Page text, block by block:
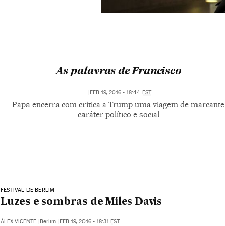
As palavras de Francisco
| FEB 19, 2016 - 18:44 EST
Papa encerra com crítica a Trump uma viagem de marcante
caráter político e social
FESTIVAL DE BERLIM
Luzes e sombras de Miles Davis
ÁLEX VICENTE Berlim FEB 19, 2016 - 18:31 EST